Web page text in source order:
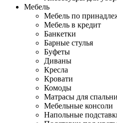
Мебель
Мебель по
Мебель в кредит
Банкетки
Барные стулья
Буфеты
Диваны
Кресла
Кровати
Комоды
Матрасы для спальни
Мебельные консоли
Напольные